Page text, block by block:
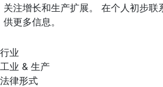
关注增长和生产扩展。 在个人初步联
供更多信息。
行业
工业 & 生产
法律形式